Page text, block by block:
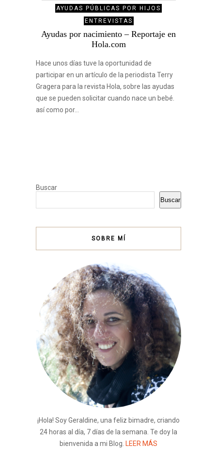
AYUDAS PÚBLICAS POR HIJOS
ENTREVISTAS
Ayudas por nacimiento – Reportaje en
Hola.com
Hace unos días tuve la oportunidad de
participar en un artículo de la periodista Terry
Gragera para la revista Hola, sobre las ayudas
que se pueden solicitar cuando nace un bebé.
así como por…
Buscar
Buscar
SOBRE MÍ
¡Hola! Soy Geraldine, una feliz bimadre, criando
24 horas al día, 7 días de la semana. Te doy la
bienvenida a mi Blog. LEER MÁS